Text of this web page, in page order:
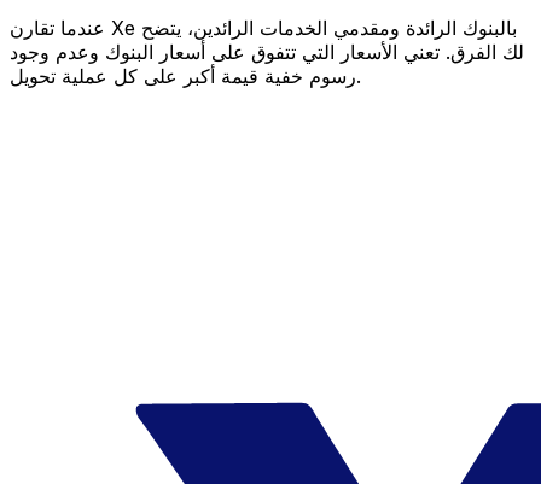
عندما تقارن Xe بالبنوك الرائدة ومقدمي الخدمات الرائدين، يتضح
لك الفرق. تعني الأسعار التي تتفوق على أسعار البنوك وعدم وجود
رسوم خفية قيمة أكبر على كل عملية تحويل.